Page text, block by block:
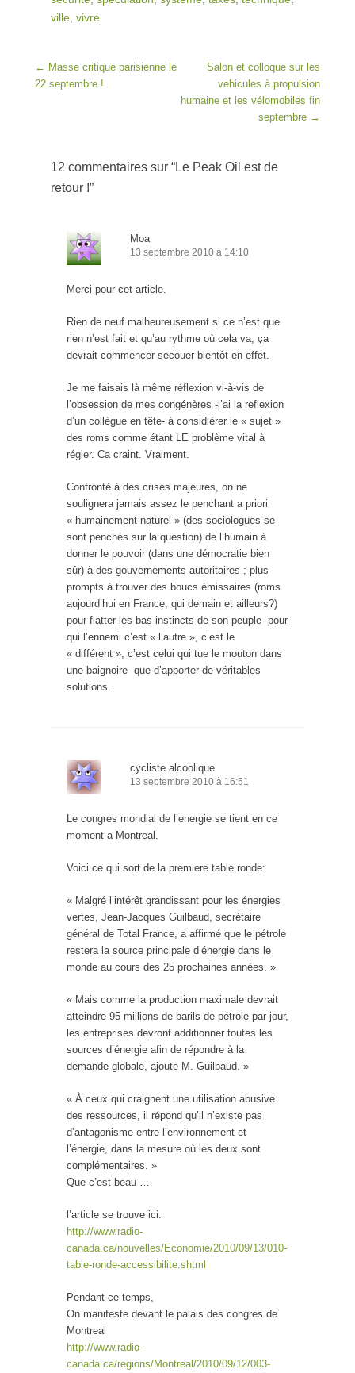
ville vivre
Post navigation
← Masse critique parisienne le
22 septembre !
Salon et colloque sur les
vehicules à propulsion
humaine et les vélomobiles fin
septembre →
12 commentaires sur “Le Peak Oil est de
retour !”
Moa
13 septembre 2010 à 14:10
Merci pour cet article.
Rien de neuf malheureusement si ce n’est que
rien n’est fait et qu’au rythme où cela va, ça
devrait commencer secouer bientôt en effet.
Je me faisais là même réflexion vi-à-vis de
l’obsession de mes congénères -j’ai la reflexion
d’un collègue en tête- à considiérer le « sujet »
des roms comme étant LE problème vital à
régler. Ca craint. Vraiment.
Confronté à des crises majeures, on ne
soulignera jamais assez le penchant a priori
« humainement naturel » (des sociologues se
sont penchés sur la question) de l’humain à
donner le pouvoir (dans une démocratie bien
sûr) à des gouvernements autoritaires ; plus
prompts à trouver des boucs émissaires (roms
aujourd’hui en France, qui demain et ailleurs?)
pour flatter les bas instincts de son peuple -pour
qui l’ennemi c’est « l’autre », c’est le
« différent », c’est celui qui tue le mouton dans
une baignoire- que d’apporter de véritables
solutions.
cycliste alcoolique
13 septembre 2010 à 16:51
Le congres mondial de l’energie se tient en ce
moment a Montreal.
Voici ce qui sort de la premiere table ronde:
« Malgré l’intérêt grandissant pour les énergies
vertes, Jean-Jacques Guilbaud, secrétaire
général de Total France, a affirmé que le pétrole
restera la source principale d’énergie dans le
monde au cours des 25 prochaines années. »
« Mais comme la production maximale devrait
atteindre 95 millions de barils de pétrole par jour,
les entreprises devront additionner toutes les
sources d’énergie afin de répondre à la
demande globale, ajoute M. Guilbaud. »
« À ceux qui craignent une utilisation abusive
des ressources, il répond qu’il n’existe pas
d’antagonisme entre l’environnement et
l’énergie, dans la mesure où les deux sont
complémentaires. »
Que c’est beau …
l’article se trouve ici:
http://www.radio-
canada.ca/nouvelles/Economie/2010/09/13/010-
table-ronde-accessibilite.shtml
Pendant ce temps,
On manifeste devant le palais des congres de
Montreal
http://www.radio-
canada.ca/regions/Montreal/2010/09/12/003-